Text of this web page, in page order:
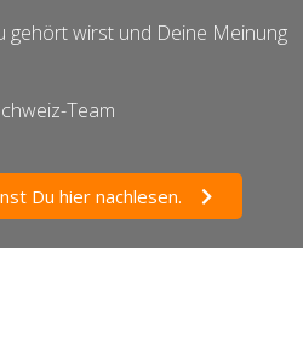
gehört wirst und Deine Meinung
Team
Du hier nachlesen.